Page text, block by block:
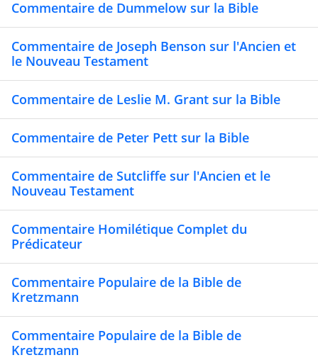
Commentaire de Dummelow sur la Bible
Commentaire de Joseph Benson sur l'Ancien et
le Nouveau Testament
Commentaire de Leslie M. Grant sur la Bible
Commentaire de Peter Pett sur la Bible
Commentaire de Sutcliffe sur l'Ancien et le
Nouveau Testament
Commentaire Homilétique Complet du
Prédicateur
Commentaire Populaire de la Bible de
Kretzmann
Commentaire Populaire de la Bible de
Kretzmann